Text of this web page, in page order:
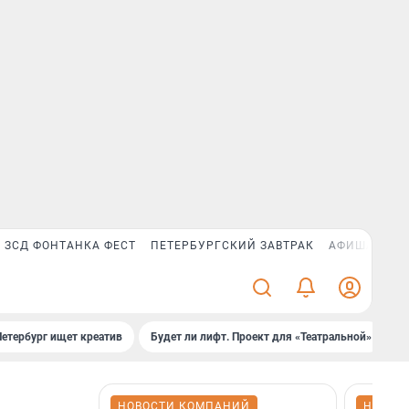
ЗСД ФОНТАНКА ФЕСТ ПЕТЕРБУРГСКИЙ ЗАВТРАК АФИША PLUS
ищет креатив Будет ли лифт. Проект для «Театральной»
НОВОСТИ КОМПАНИЙ